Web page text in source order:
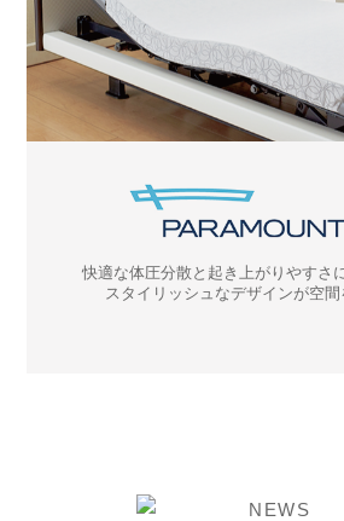
快適な体圧分散と起き上がりやすさ
スタイリッシュなデザインが空